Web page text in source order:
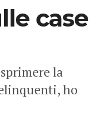
case
la
ho